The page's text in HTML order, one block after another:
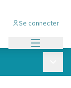
Se connecter